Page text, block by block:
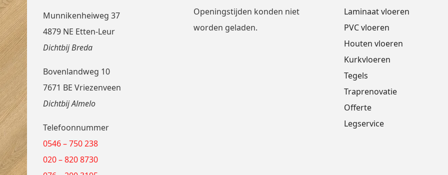
Munnikenheiweg 37
4879 NE Etten-Leur
Dichtbij Breda
Bovenlandweg 10
7671 BE Vriezenveen
Dichtbij Almelo
Telefoonnummer
0546 – 750 238
020 – 820 8730
Openingstijden konden niet
worden geladen.
Laminaat vloeren
PVC vloeren
Houten vloeren
Kurkvloeren
Tegels
Traprenovatie
Offerte
Legservice